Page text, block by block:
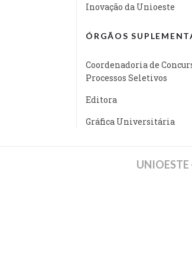
Inovação da Unioeste
ÓRGÃOS
Coordenadoria de
Processos Seletivos
Editora
Gráfica Universitária